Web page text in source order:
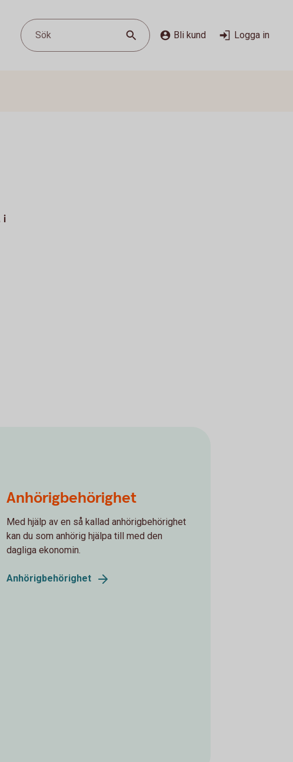
Sök Bli kund Logga in
i
Anhörigbehörighet
Med hjälp av en så kallad anhörigbehörighet
kan du som anhörig hjälpa till med den
dagliga ekonomin.
Anhörigbehörighet